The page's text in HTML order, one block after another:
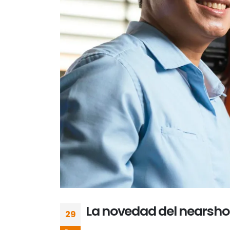
29 La novedad del